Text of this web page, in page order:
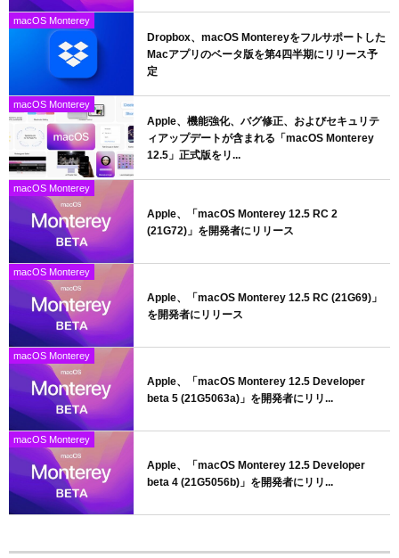
macOS Monterey
Dropbox、macOS Montereyをフルサポートした
Macアプリのベータ版を第4四半期にリリース予
定
macOS Monterey
Apple、機能強化、バグ修正、およびセキュリテ
ィアップデートが含まれる「macOS Monterey
12.5」正式版をリ...
macOS Monterey
Apple、「macOS Monterey 12.5 RC 2
(21G72)」を開発者にリリース
macOS Monterey
Apple、「macOS Monterey 12.5 RC (21G69)」
を開発者にリリース
macOS Monterey
Apple、「macOS Monterey 12.5 Developer
beta 5 (21G5063a)」を開発者にリリ...
macOS Monterey
Apple、「macOS Monterey 12.5 Developer
beta 4 (21G5056b)」を開発者にリリ...